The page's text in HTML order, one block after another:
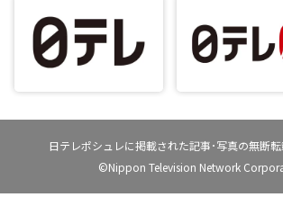
日テレポシュレに掲載された記事･写真の無断転
©Nippon Television Network